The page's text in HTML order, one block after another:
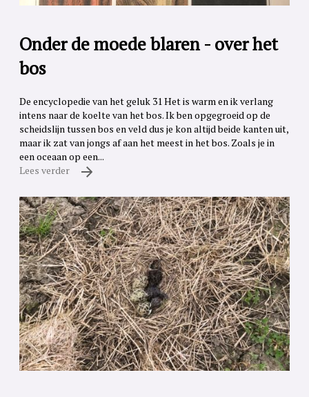
Onder de moede blaren - over het
bos
De encyclopedie van het geluk 31 Het is warm en ik verlang
intens naar de koelte van het bos. Ik ben opgegroeid op de
scheidslijn tussen bos en veld dus je kon altijd beide kanten uit,
maar ik zat van jongs af aan het meest in het bos. Zoals je in
een oceaan op een...
Lees verder